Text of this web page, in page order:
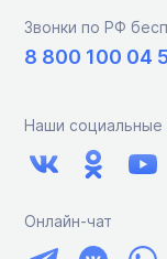
Звонки по РФ
8 800 100 04
Наши социальные
Онлайн-чат